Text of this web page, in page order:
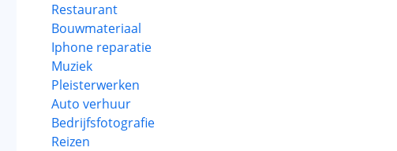
Restaurant
Bouwmateriaal
Iphone reparatie
Muziek
Pleisterwerken
Auto verhuur
Bedrijfsfotografie
Reizen